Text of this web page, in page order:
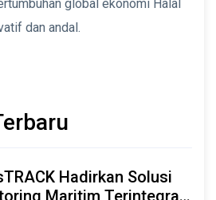
global ekonomi Halal
dan andal.
Hadirkan Solusi
Maritim Terintegrasi